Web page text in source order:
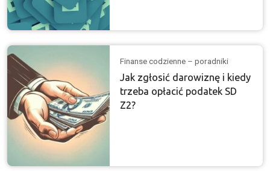
Finanse codzienne – poradniki
Jak zgłosić darowiznę i kiedy
trzeba opłacić podatek SD
Z2?